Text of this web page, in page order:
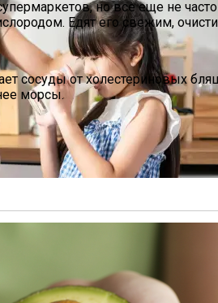
но все еще не
Едят его свежим,
сосуды от холестериновых
морсы.